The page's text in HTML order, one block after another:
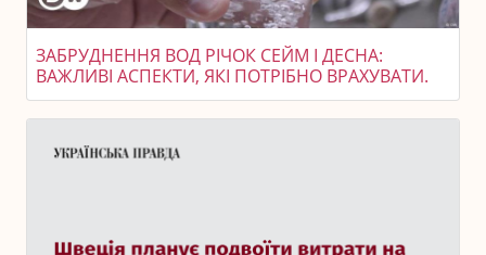
ЗАБРУДНЕННЯ ВОД РІЧОК СЕЙМ І ДЕСНА:
ВАЖЛИВІ АСПЕКТИ, ЯКІ ПОТРІБНО ВРАХУВАТИ.